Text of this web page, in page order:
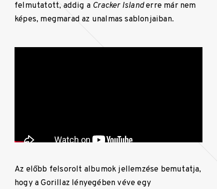
felmutatott, addig a Cracker Islanderre már nem
képes, megmarad az unalmas sablonjaiban.
Az előbb felsorolt albumok jellemzése bemutatja,
hogy a Gorillaz lényegében véve egy